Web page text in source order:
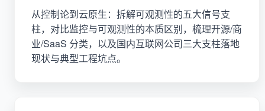
从控制论到云原生：拆解可观测性的五大信号支
柱，对比监控与可观测性的本质区别，梳理开源/商
业/SaaS 分类，以及国内互联网公司三大支柱落地
现状与典型工程坑点。